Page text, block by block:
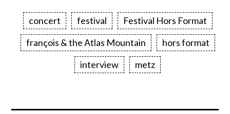
concert festival
Festival Hors Format
françois & the Atlas Mountain
hors format
interview
metz